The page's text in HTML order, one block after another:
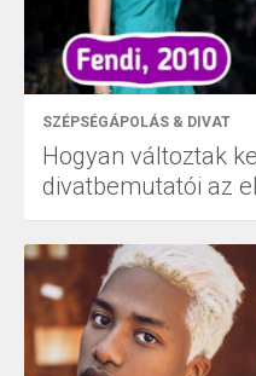
SZÉPSÉGÁPOLÁS & DIVAT
Hogyan változtak
divatbemutatói az